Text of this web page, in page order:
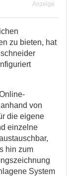
Anzeige
zu bieten, hat
von
die eigene
einzelne
hin zum
System